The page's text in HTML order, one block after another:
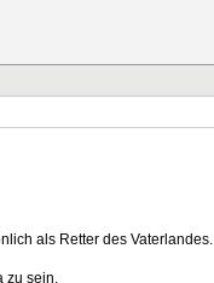
als Retter des Vaterlandes.
zu sein.